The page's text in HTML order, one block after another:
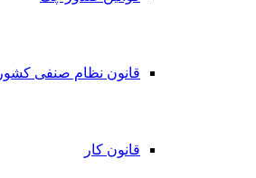
قانون نظام صنفی کشور
قانون کار